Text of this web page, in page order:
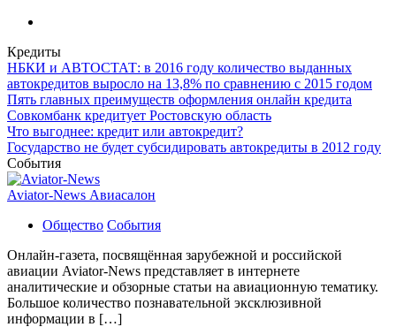
Кредиты
НБКИ и АВТОСТАТ: в 2016 году количество выданных
автокредитов выросло на 13,8% по сравнению с 2015 годом
Пять главных преимуществ оформления онлайн кредита
Совкомбанк кредитует Ростовскую область
Что выгоднее: кредит или автокредит?
Государство не будет субсидировать автокредиты в 2012 году
События
Aviator-News Авиасалон
Общество События
Онлайн-газета, посвящённая зарубежной и российской
авиации Aviator-News представляет в интернете
аналитические и обзорные статьи на авиационную тематику.
Большое количество познавательной эксклюзивной
информации в […]